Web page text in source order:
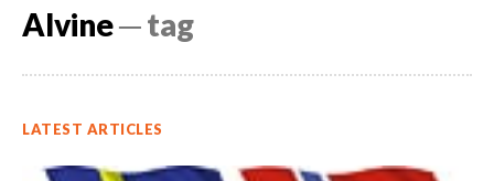
Alvine─ tag
LATEST ARTICLES